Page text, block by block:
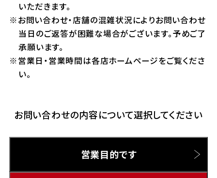
Gmailをご利用の方
いただきます。
お問い合わせ・店舗の混雑状況によりお問い合わせ
当日のご返答が困難な場合がございます。予めご了
承願います。
営業日・営業時間は各店ホームページをご覧くださ
い。
お問い合わせの内容について選択してください
営業目的です
千葉県
ホンダドリーム 船橋
ホンダドリーム 松戸
埼玉県
ホンダドリーム 鴻巣
ホンダドリーム 西宮甲子園
奈良県
ホンダドリーム 奈良